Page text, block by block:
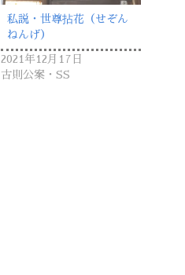
私説・世尊拈花（せぞん
ねんげ）
2021年12月17日
古則公案・SS